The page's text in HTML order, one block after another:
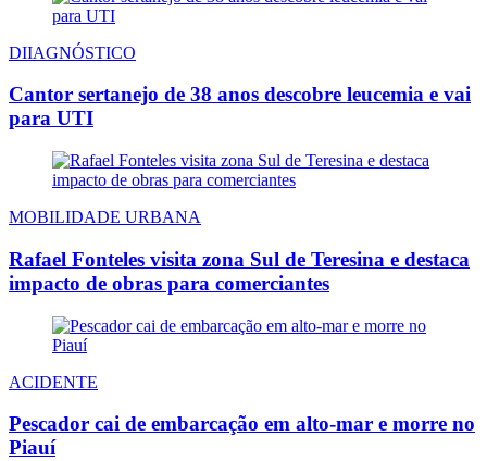
DIIAGNÓSTICO
Cantor sertanejo de 38 anos descobre leucemia e vai
para UTI
MOBILIDADE URBANA
Rafael Fonteles visita zona Sul de Teresina e destaca
impacto de obras para comerciantes
ACIDENTE
Pescador cai de embarcação em alto-mar e morre no
Piauí